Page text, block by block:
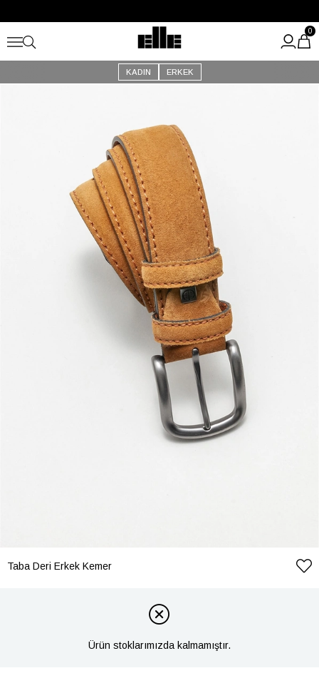
Kargo Ücretsiz!
KADIN ERKEK
0
Taba Deri Erkek Kemer
Ürün stoklarımızda kalmamıştır.